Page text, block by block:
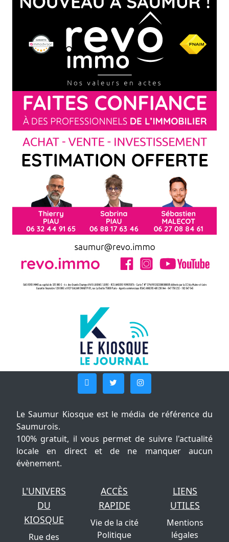
Le Saumur Kiosque est le média de référence du
Saumurois.
100% gratuit, il vous permet de suivre l'actualité
locale en direct et de ne manquer aucun
évènement.
L'UNIVERS
DU
KIOSQUE
Rue des
ACCÈS
RAPIDE
Vie de la cité
Politique
LIENS
UTILES
Mentions
légales